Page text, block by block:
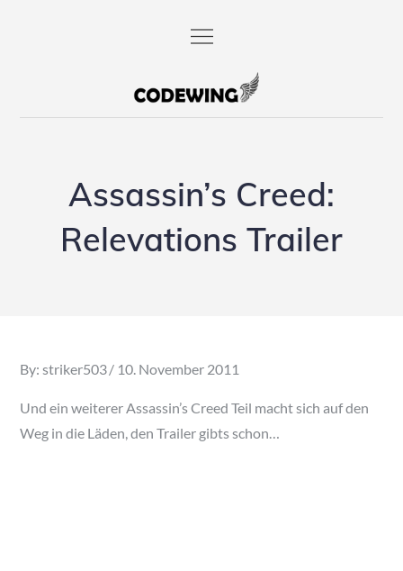
codewing.de
Assassin’s Creed:
Relevations Trailer
By:striker503 Posted
10. November 2011
Und ein weiterer Assassin’s Creed Teil macht sich auf den
Weg in die Läden, den Trailer gibts schon…